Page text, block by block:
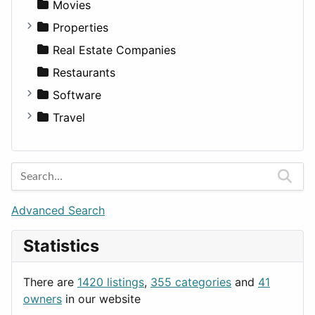
Productivity
Utilities
Landscape
Residential
Sports & Recreation
Transportation
Pickup
Sedan
SUV
Wagon
Finance
Roleplaying
Body System
Diagnosis and Therapy
Diet
Disorders and Conditions
Fitness
Medicine
Movies
Properties
Apartments
Factories
For Rent
Houses
Real Estate Companies
Restaurants
Software
Business Tools
Entertainment
Games
Lifestyle
News & Weather
Productivity
Travel
Barcelona
Berlin
Budapest
London
Paris
Rome
Advanced Search
Statistics
There are 1420 listings, 355 categories and 41
owners in our website